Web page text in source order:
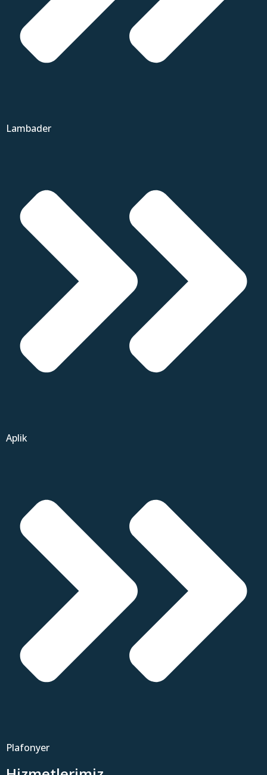
Lambader
Aplik
Plafonyer